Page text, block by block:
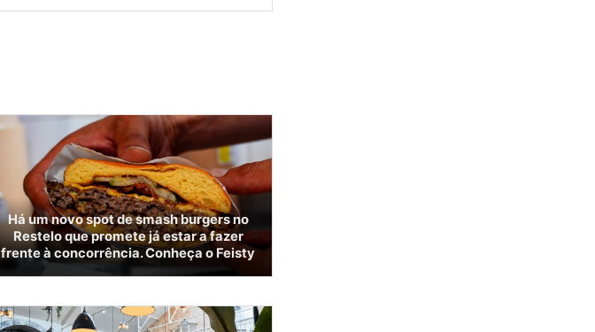
Há um novo spot de smash burgers no
Restelo que promete já estar a fazer
frente à concorrência. Conheça o Feisty